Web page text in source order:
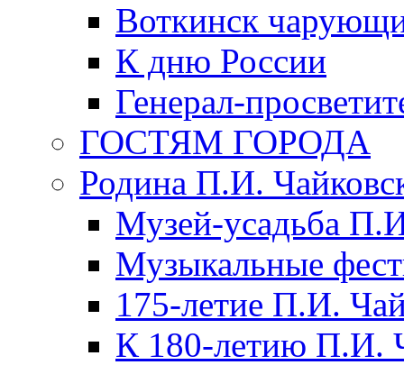
Воткинск
К дню России
Генерал-
ГОСТЯМ ГОРОДА
Родина П.И.
Музей-усадьба
Музыкальные
175-летие П.И.
К 180-летию П.И.